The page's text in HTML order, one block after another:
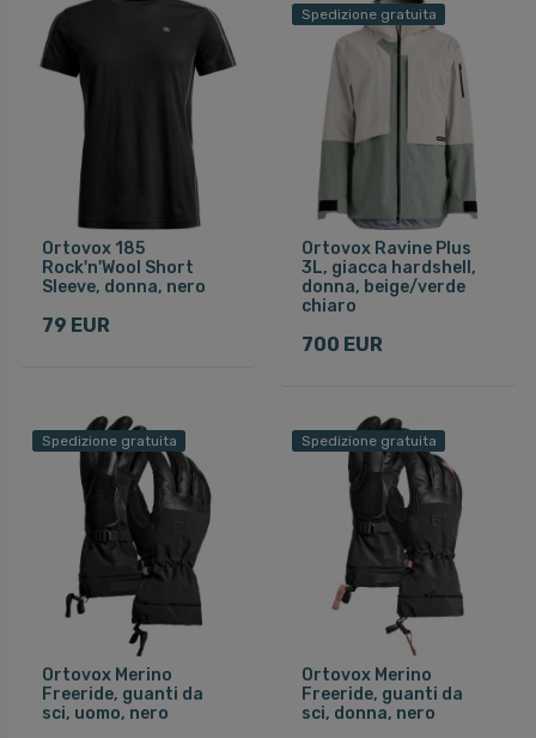
Ortovox 185
Rock'n'Wool Short
Sleeve, donna, nero
79 EUR
Spedizione gratuita
Ortovox Ravine Plus
3L, giacca hardshell,
donna, beige/verde
chiaro
700 EUR
Spedizione gratuita
Ortovox Merino
Freeride, guanti da
sci, uomo, nero
Spedizione gratuita
Ortovox Merino
Freeride, guanti da
sci, donna, nero